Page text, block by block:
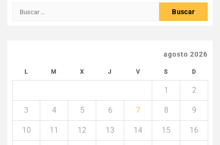
Buscar:
agosto 2026
L M X J V S D
1 2
3 4 5 6 7 8 9
10 11 12 13 14 15 16